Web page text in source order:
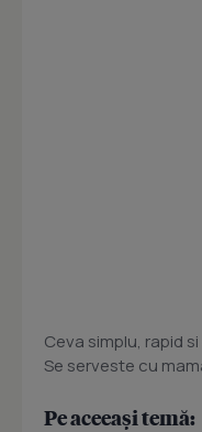
Ceva simplu, rapid
Se serveste cu
Pe aceeași temă: